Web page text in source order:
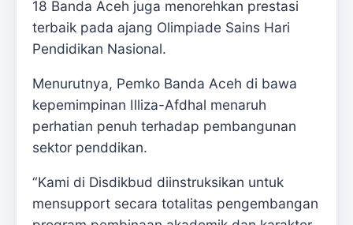
18 Banda Aceh juga menorehkan prestasi
terbaik pada ajang Olimpiade Sains Hari
Pendidikan Nasional.
Menurutnya, Pemko Banda Aceh di bawa
kepemimpinan Illiza-Afdhal menaruh
perhatian penuh terhadap pembangunan
sektor penddikan.
“Kami di Disdikbud diinstruksikan untuk
mensupport secara totalitas pengembangan